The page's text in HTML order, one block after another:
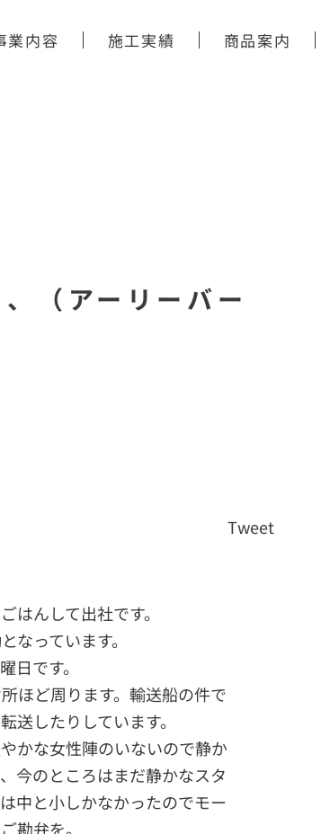
業内容 施工実績 商品案内
（アーリーバー
Tweet
はんして出社です。
なっています。
日です。
ほど周ります。輸送船の件で
送したりしています。
かな女性陣のいないので静か
今のところはまだ静かなスタ
中と小しかなかったのでモー
勘弁を。